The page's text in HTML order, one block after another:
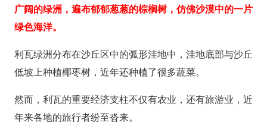
广阔的绿洲，遍布郁郁葱葱的棕榈树，仿佛沙漠中的一片
绿色海洋。
利瓦绿洲分布在沙丘区中的弧形洼地中，洼地底部与沙丘
低坡上种植椰枣树，近年还种植了很多蔬菜。
然而，利瓦的重要经济支柱不仅有农业，还有旅游业，近
年来各地的旅行者纷至沓来。